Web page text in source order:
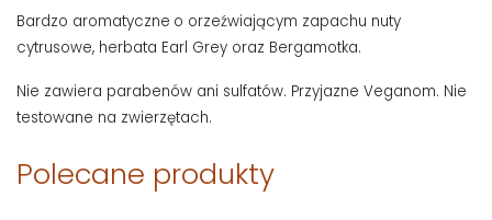
Bardzo aromatyczne o orzeźwiającym zapachu nuty
cytrusowe, herbata Earl Grey oraz Bergamotka.
Nie zawiera parabenów ani sulfatów. Przyjazne Veganom. Nie
testowane na zwierzętach.
Polecane produkty